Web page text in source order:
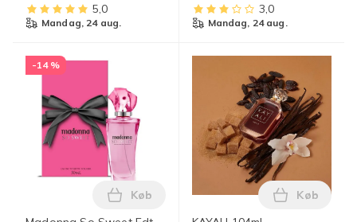
5,0
mandag, 24 aug.
3,0
mandag, 24 aug.
-14 %
Læg Madonna So Sweet Edt 50ml
Køb
Læg
Køb